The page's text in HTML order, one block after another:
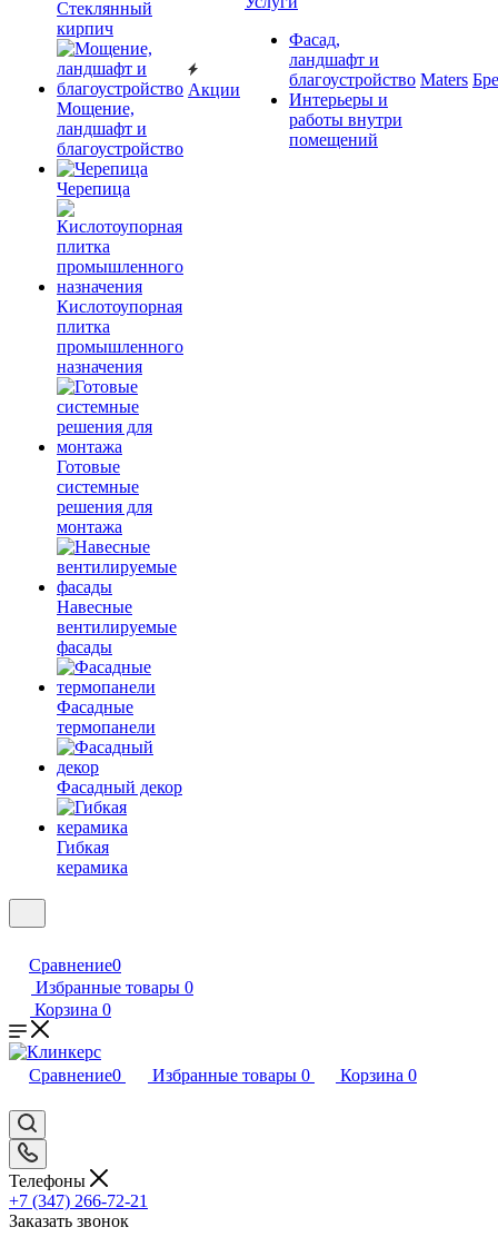
Cтеклянный
кирпич
Мощение,
ландшафт и
благоустройство
Черепица
Кислотоупорная
плитка
промышленного
назначения
Готовые
системные
решения для
монтажа
Навесные
вентилируемые
фасады
Фасадные
термопанели
Фасадный декор
Гибкая
керамика
Акции
Фасад,
ландшафт и
благоустройство
Интерьеры и
работы внутри
помещений
Maters
Сравнение0
Избранные товары 0
Корзина 0
Сравнение0 Избранные товары 0 Корзина 0
Телефоны
+7 (347) 266-72-21
Заказать звонок